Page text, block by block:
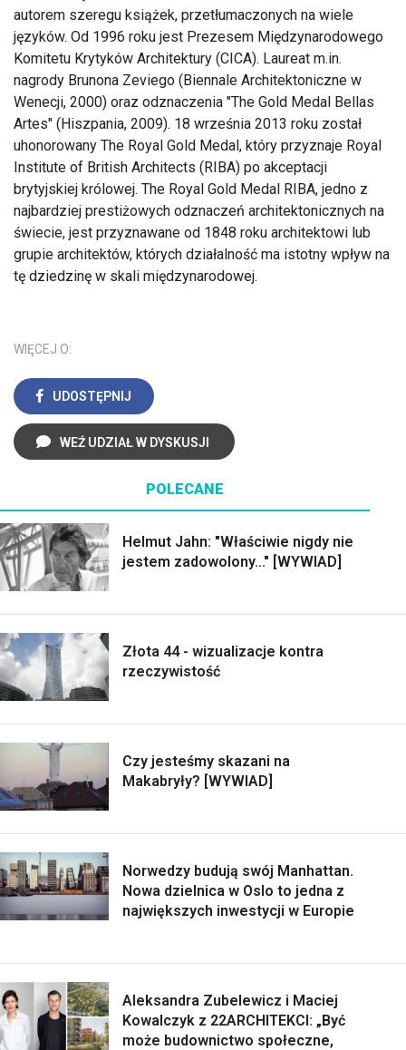
autorem szeregu książek, przetłumaczonych na wiele
języków. Od 1996 roku jest Prezesem Międzynarodowego
Komitetu Krytyków Architektury (CICA). Laureat m.in.
nagrody Brunona Zeviego (Biennale Architektoniczne w
Wenecji, 2000) oraz odznaczenia "The Gold Medal Bellas
Artes" (Hiszpania, 2009). 18 września 2013 roku został
uhonorowany The Royal Gold Medal, który przyznaje Royal
Institute of British Architects (RIBA) po akceptacji
brytyjskiej królowej. The Royal Gold Medal RIBA, jedno z
najbardziej prestiżowych odznaczeń architektonicznych na
świecie, jest przyznawane od 1848 roku architektowi lub
grupie architektów, których działalność ma istotny wpływ na
tę dziedzinę w skali międzynarodowej.
WIĘCEJ O:
UDOSTĘPNIJ
WEŹ UDZIAŁ W DYSKUSJI
POLECANE
Helmut Jahn: "Właściwie nigdy nie
jestem zadowolony..." [WYWIAD]
Złota 44 - wizualizacje kontra
rzeczywistość
Czy jesteśmy skazani na
Makabryły? [WYWIAD]
Norwedzy budują swój Manhattan.
Nowa dzielnica w Oslo to jedna z
największych inwestycji w Europie
Aleksandra Zubelewicz i Maciej
Kowalczyk z 22ARCHITEKCI: „Być
może budownictwo społeczne,